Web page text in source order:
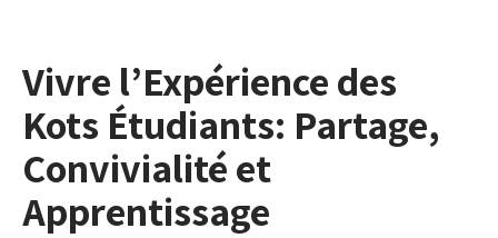
Vivre l’Expérience des
Kots Étudiants: Partage,
Convivialité et
Apprentissage